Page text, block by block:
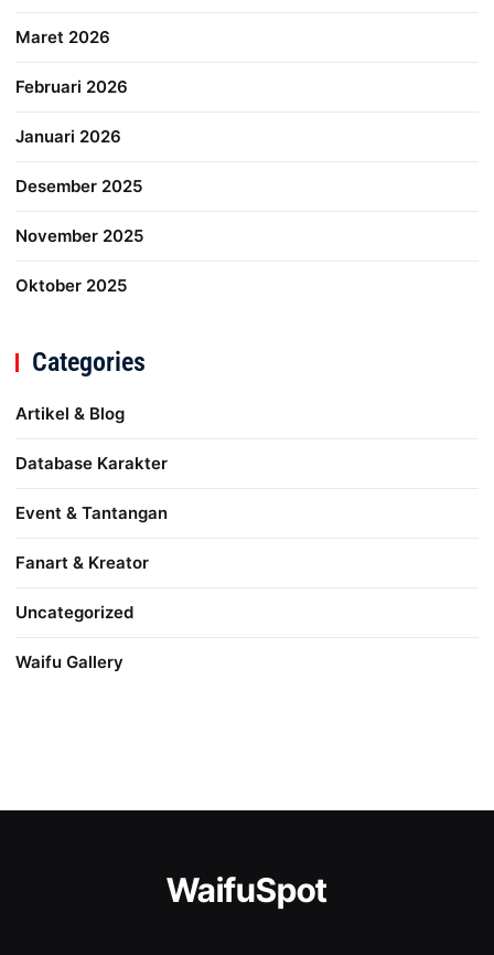
Maret 2026
Februari 2026
Januari 2026
Desember 2025
November 2025
Oktober 2025
Categories
Artikel & Blog
Database Karakter
Event & Tantangan
Fanart & Kreator
Uncategorized
Waifu Gallery
WaifuSpot